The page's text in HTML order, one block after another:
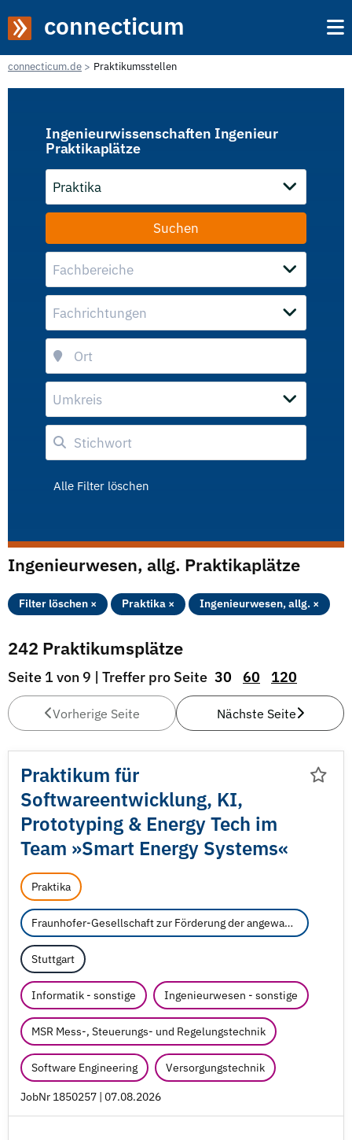
connecticum
connecticum.de Praktikumsstellen
Ingenieurwissenschaften Ingenieur
Praktikaplätze
Praktika
Fachbereiche
Fachrichtungen
Umkreis
Alle Filter löschen
Ingenieurwesen, allg. Praktikaplätze
Filter löschen × Praktika × Ingenieurwesen, allg. ×
242 Praktikumsplätze
Seite 1 von 9 | Treffer pro Seite 30 60 120
Vorherige Seite Nächste Seite
Praktikum für
Softwareentwicklung, KI,
Prototyping & Energy Tech im
Team »Smart Energy Systems«
Praktika
Fraunhofer-Gesellschaft zur Förderung der angewandten Forschung e.V.
Stuttgart
Informatik - sonstige Ingenieurwesen - sonstige
MSR Mess-, Steuerungs- und Regelungstechnik
Software Engineering Versorgungstechnik
JobNr 1850257 | 07.08.2026